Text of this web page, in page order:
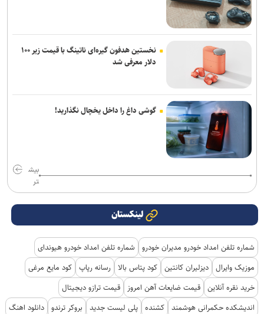
نخستین هدفون گیره‌ای ناتینگ با قیمت زیر ۱۰۰
دلار معرفی شد
گوشی داغ را داخل یخچال نگذارید!
بیش
تر
لینکستان
شماره تلفن امداد خودرو مدیران خودرو
شماره تلفن امداد خودرو هیوندای
موزیک وایرال دیزلیران کانتین کود پتاس بالا رسانه رپاپ کود مایع مرغی
خرید نقره آنلاین قیمت ضایعات آهن امروز
قیمت ترازو دیجیتال
اندیشکده حکمرانی هوشمند کشنده پلی لیست جدید بروکر ترندو دانلود اهنگ